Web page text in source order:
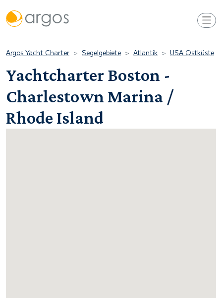
Argos Yacht Charter Segelgebiete Atlantik USA Ostküste
Yachtcharter Boston -
Charlestown Marina /
Rhode Island